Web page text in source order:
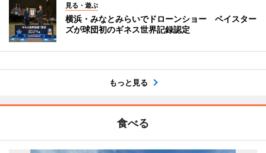
見る・遊ぶ
横浜・みなとみらいでドローンショー ベイスター
ズが球団初のギネス世界記録認定
もっと見る
食べる